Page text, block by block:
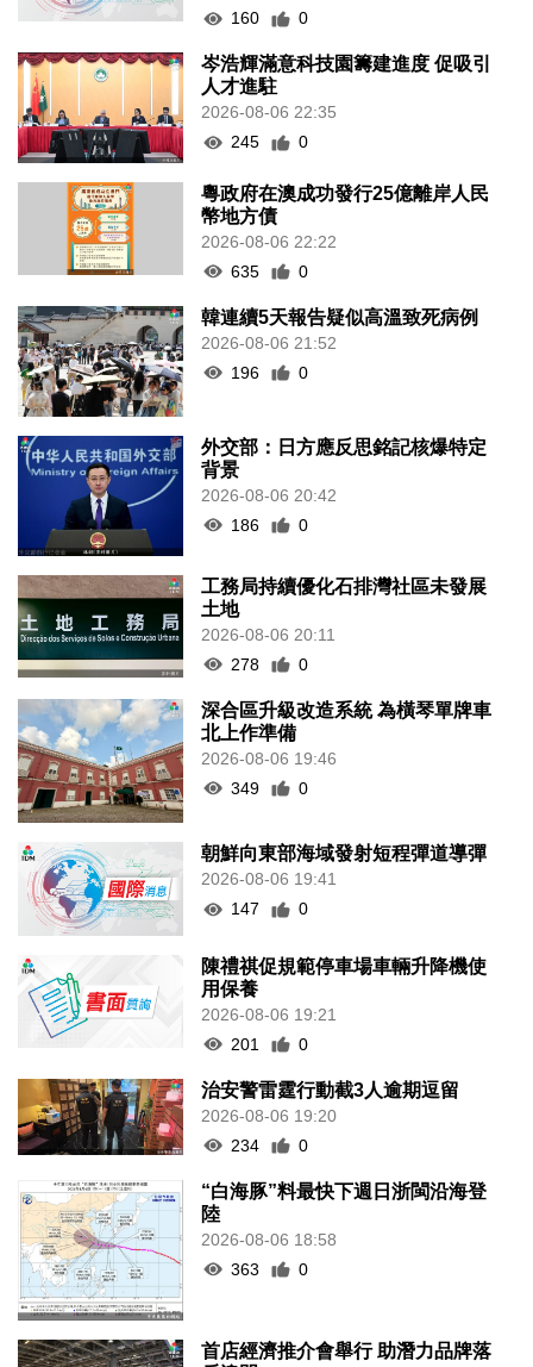
160
0
岑浩輝滿意科技園籌建進度 促吸引
人才進駐
2026-08-06 22:35
245
0
粵政府在澳成功發行25億離岸人民
幣地方債
2026-08-06 22:22
635
0
韓連續5天報告疑似高溫致死病例
2026-08-06 21:52
196
0
外交部：日方應反思銘記核爆特定
背景
2026-08-06 20:42
186
0
工務局持續優化石排灣社區未發展
土地
2026-08-06 20:11
278
0
深合區升級改造系統 為橫琴單牌車
北上作準備
2026-08-06 19:46
349
0
朝鮮向東部海域發射短程彈道導彈
2026-08-06 19:41
147
0
陳禮祺促規範停車場車輛升降機使
用保養
2026-08-06 19:21
201
0
治安警雷霆行動截3人逾期逗留
2026-08-06 19:20
234
0
“白海豚”料最快下週日浙閩沿海登
陸
2026-08-06 18:58
363
0
首店經濟推介會舉行 助潛力品牌落